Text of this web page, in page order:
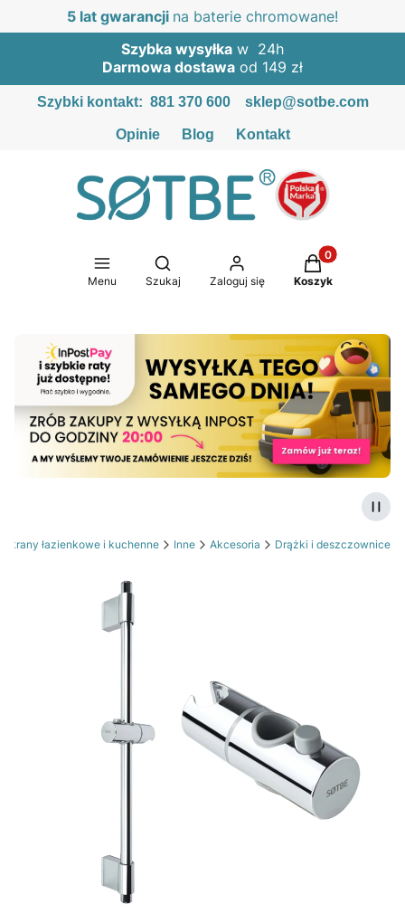
5 lat gwarancji na baterie chromowane!
Szybka wysyłka w 24h
Darmowa dostawa od 149 zł
Szybki kontakt: 881 370 600 sklep@sotbe.com
Opinie Blog Kontakt
Menu
Otwórz wyszukiwarkę
Szukaj Zaloguj się
Produkty w
Koszyk
krany łazienkowe i kuchenne Inne Akcesoria Drążki i deszczownice